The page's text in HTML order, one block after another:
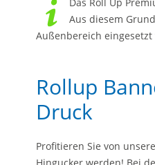
Aus diesem
Außenbereich eingesetzt
Rollup
Druck
Profitieren Sie von
Hingucker werden! Bei